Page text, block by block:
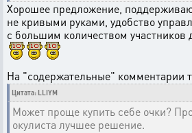
Хорошее предложение,
не кривыми руками, удобство
с большим количеством участников
На "содержательные" комментарии
Цитата: LLIYM
Может проще купить себе очки?
окулиста лучшее решение.